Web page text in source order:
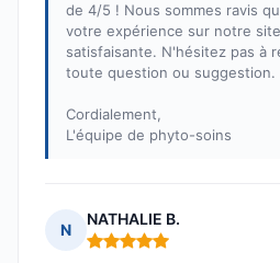
de 4/5 ! Nous sommes ravis
votre expérience sur notre
satisfaisante. N'hésitez pas à
toute question ou suggestion.
Cordialement,
L'équipe de phyto-soins
N
NATHALIE B.
Note : 5 sur 5